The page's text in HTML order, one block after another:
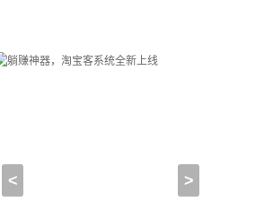
11-28 18:00:00
< >